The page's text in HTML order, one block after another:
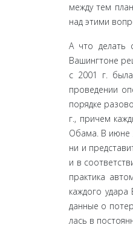
между тем
над этими
А что делать
Вашингтоне
с 2001 г.
проведении
по­рядке
г., причем
Обама. В июне
ни и
и в
практика
каж­дого
данные о
лась в